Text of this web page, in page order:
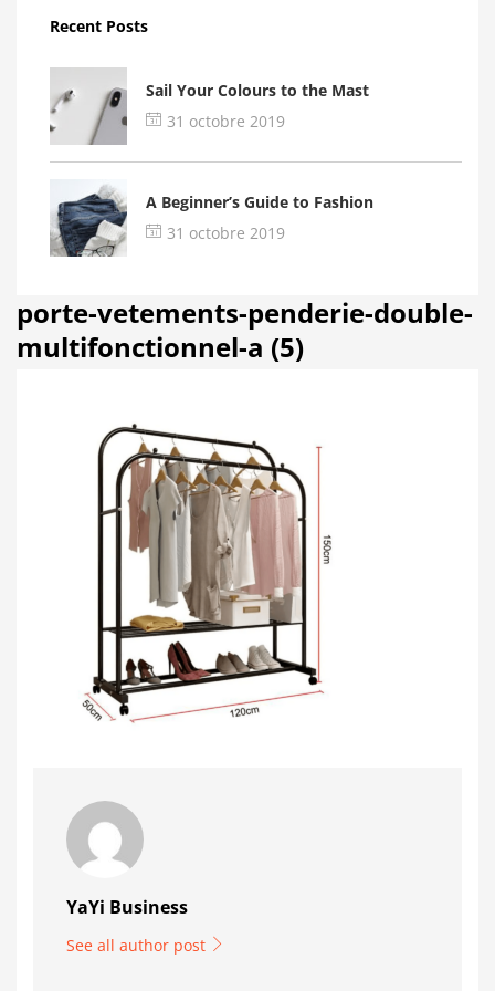
Recent Posts
Sail Your Colours to the Mast
31 octobre 2019
A Beginner’s Guide to Fashion
31 octobre 2019
porte-vetements-penderie-double-
multifonctionnel-a (5)
YaYi Business
See all author post